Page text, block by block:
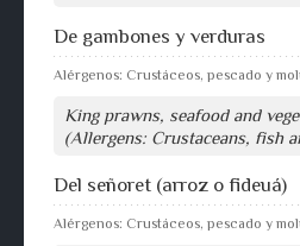
De gambones y verduras
Alérgenos: Crustáceos, pescado y
King prawns, seafood and
(Allergens: Crustaceans, fish
Del señoret (arroz o fideuá)
Alérgenos: Crustáceos, pescado y